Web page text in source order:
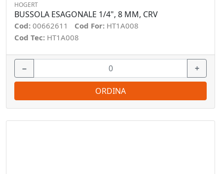
HOGERT
BUSSOLA ESAGONALE 1/4", 8 MM, CRV
Cod: 00662611 Cod For: HT1A008
Cod Tec: HT1A008
− +
ORDINA